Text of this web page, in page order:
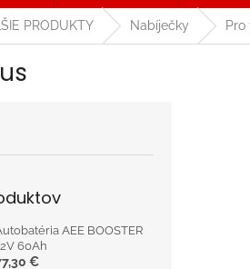
PRODUKTY Nabíječky
AEE BOOSTER
60Ah
€